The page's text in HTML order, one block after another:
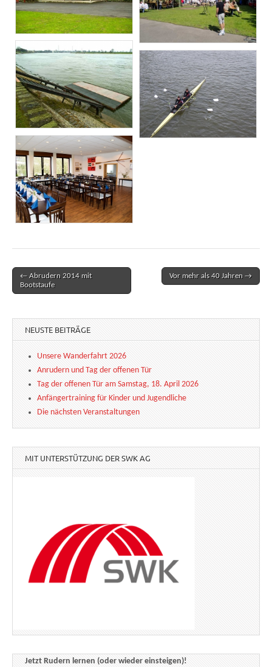
Post navigation
← Abrudern 2014 mit
Bootstaufe
Vor mehr als 40 Jahren →
NEUSTE BEITRÄGE
Unsere Wanderfahrt 2026
Anrudern und Tag der offenen Tür
Tag der offenen Tür am Samstag, 18. April 2026
Anfängertraining für Kinder und Jugendliche
Die nächsten Veranstaltungen
MIT UNTERSTÜTZUNG DER SWK AG
Jetzt Rudern lernen (oder wieder einsteigen)!